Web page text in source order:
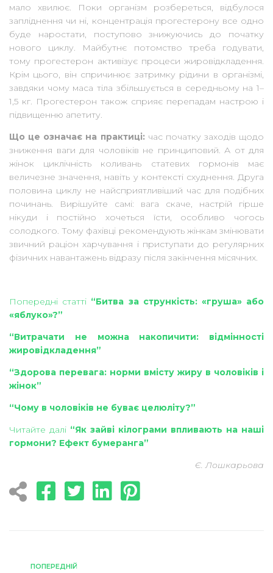
мало хвилює. Поки організм розбереться, відбулося
запліднення чи ні, концентрація прогестерону все одно
буде наростати, поступово знижуючись до початку
нового циклу. Майбутнє потомство треба годувати,
тому прогестерон активізує процеси жировідкладення.
Крім цього, він спричинює затримку рідини в організмі,
завдяки чому маса тіла збільшується в середньому на 1–
1,5 кг. Прогестерон також сприяє перепадам настрою і
підвищенню апетиту.
Що це означає на практиці: час початку заходів щодо
зниження ваги для чоловіків не принциповий. А от для
жінок циклічність коливань статевих гормонів має
величезне значення, навіть у контексті схуднення. Друга
половина циклу не найсприятливіший час для подібних
починань. Вирішуйте самі: вага скаче, настрій гірше
нікуди і постійно хочеться їсти, особливо чогось
солодкого. Тому фахівці рекомендують жінкам змінювати
звичний раціон харчування і приступати до регулярних
фізичних навантажень відразу після закінчення місячних.
Попередні статті “Битва за стрункість: «груша» або
«яблуко»?”
“Витрачати не можна накопичити: відмінності
жировідкладення”
“Здорова перевага: норми вмісту жиру в чоловіків і
жінок”
“Чому в чоловіків не буває целюліту?”
Читайте далі “Як зайві кілограми впливають на наші
гормони? Ефект бумеранга”
Є. Лошкарьова
ПОПЕРЕДНІЙ